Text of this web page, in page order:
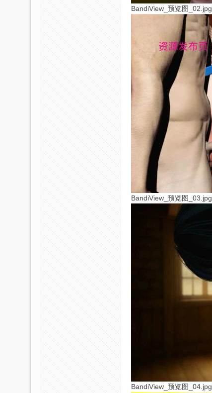
BandiView_预览图_02.jpg
BandiView_预览图_03.jpg
BandiView_预览图_04.jpg